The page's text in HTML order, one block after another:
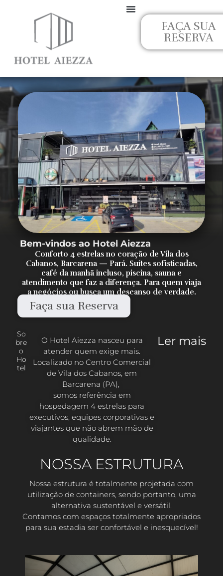
FAÇA SUA
RESERVA
Bem-vindos ao Hotel Aiezza
Conforto 4 estrelas no coração de Vila dos
Cabanos, Barcarena — Pará. Suítes sofisticadas,
café da manhã incluso, piscina, sauna e
atendimento que faz a diferença. Para quem viaja
a negócios ou busca um descanso de verdade.
Faça sua Reserva
So
bre
o
Ho
tel
O Hotel Aiezza nasceu para
atender quem exige mais.
Localizado no Centro Comercial
de Vila dos Cabanos, em
Barcarena (PA),
somos referência em
hospedagem 4 estrelas para
executivos, equipes corporativas e
viajantes que não abrem mão de
qualidade.
Ler mais
NOSSA ESTRUTURA
Nossa estrutura é totalmente projetada com
utilização de containers, sendo portanto, uma
alternativa sustentável e versátil.
Contamos com espaços totalmente apropriados
para sua estadia ser confortável e inesquecível!